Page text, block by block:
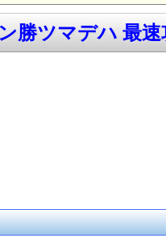
勝ツマデハ 最